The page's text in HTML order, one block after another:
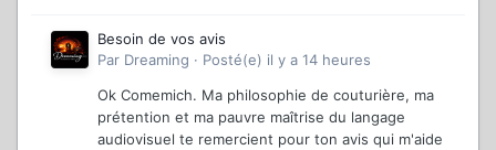
Besoin de vos avis
Par Dreaming · Posté(e) il y a 14 heures
Ok Comemich. Ma philosophie de couturière, ma
prétention et ma pauvre maîtrise du langage
audiovisuel te remercient pour ton avis qui m'aide